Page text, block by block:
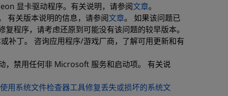
显卡驱动程序。有关说明，请参阅文章。
有关版本说明的信息，请参阅文章。 如果该问题已
程序，请考虑还原到可能没有该问题的较早版本。
补丁。 咨询应用程序/游戏厂商，了解可用更新和有
，禁用任何非 Microsoft 服务和启动项。 有关说
用系统文件检查器工具修复丢失或损坏的系统文